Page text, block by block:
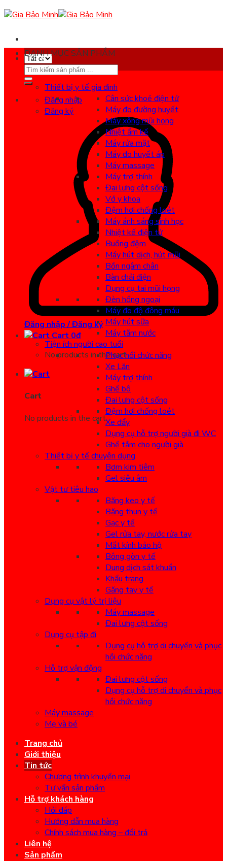
Skip
to
Search
for:
Đăng nhập
Đăng ký
Đăng nhập / Đăng ký
Cart 0đ
No products in the cart.
Cart
No products in the cart.
DANH MỤC SẢN PHẨM
Thiết bị y tế gia đình
Cân sức khoẻ điện tử
Máy đo đường huyết
Máy xông mũi họng
Nhiệt ẩm kế
Máy rửa mặt
Máy đo huyết áp
Máy massage
Máy trợ thính
Đai lưng cột sống
Vớ y khoa
Đệm hơi chống loét
Máy ánh sáng sinh học
Nhiệt kế điện tử
Buồng đệm
Máy hút dịch, hút mũi
Bồn ngâm chân
Bàn chải điện
Dụng cụ tai mũi họng
Đèn hồng ngoại
Máy đo độ đông máu
Máy hút sữa
Máy tăm nước
Tiện ích người cao tuổi
Phục hồi chức năng
Xe Lăn
Máy trợ thính
Ghế bô
Đai lưng cột sống
Đệm hơi chống loét
Xe đẩy
Dụng cụ hỗ trợ người già đi WC
Ghế tắm cho người già
Thiết bị y tế chuyên dụng
Bơm kim tiêm
Gel siêu âm
Vật tư tiêu hao
Băng keo y tế
Băng thun y tế
Gạc y tế
Gel rửa tay, nước rửa tay
Mắt kính bảo hộ
Bông gòn y tế
Dung dịch sát khuẩn
Khẩu trang
Găng tay y tế
Dụng cụ vật lý trị liệu
Máy massage
Đai lưng cột sống
Dụng cụ tập đi
Dụng cụ hỗ trợ di chuyển và phục
hồi chức năng
Hỗ trợ vận động
Đai lưng cột sống
Dụng cụ hỗ trợ di chuyển và phục
hồi chức năng
Máy massage
Mẹ và bé
Trang chủ
Giới thiệu
Tin tức
Chương trình khuyến mại
Tư vấn sản phẩm
Hỗ trợ khách hàng
Hỏi đáp
Hướng dẫn mua hàng
Chính sách mua hàng – đổi trả
Liên hệ
Sản phẩm